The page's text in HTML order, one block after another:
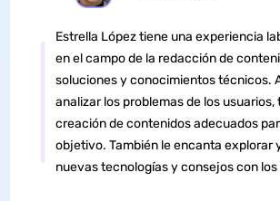
Estrella López tiene una experiencia
en el campo de la redacción de
soluciones y conocimientos técnicos.
analizar los problemas de los usuarios,
creación de contenidos adecuados
objetivo. También le encanta explorar
nuevas tecnologías y consejos con los